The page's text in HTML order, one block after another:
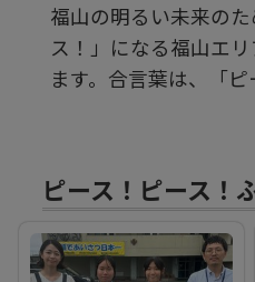
福山の明るい未来の
ス！」になる福山エ
ます。合言葉は、「ピ
ピース！ピース！